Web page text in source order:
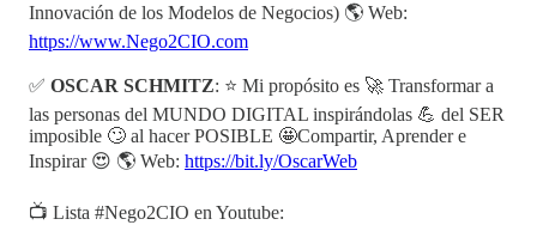
Innovación de los Modelos de Negocios) 🌎 Web:
https://www.Nego2CIO.com
✅ OSCAR SCHMITZ: ⭐ Mi propósito es 🚀 Transformar a
las personas del MUNDO DIGITAL inspirándolas 💪 del SER
imposible 🙄 al hacer POSIBLE 🤩Compartir, Aprender e
Inspirar 😍 🌎 Web: https://bit.ly/OscarWeb
📺 Lista #Nego2CIO en Youtube: